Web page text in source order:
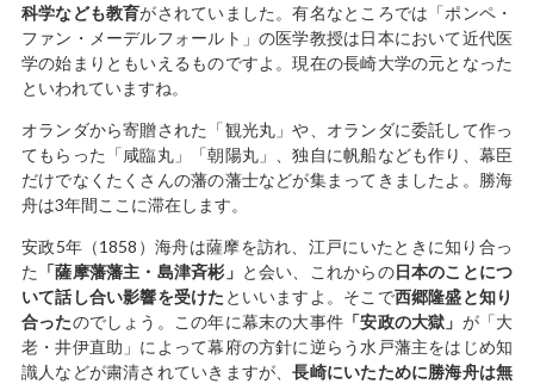
科学なども教育がされていました。有名なところでは「ポンペ・
ファン・メーデルフォールト」の医学教授は日本において近代医
学の始まりともいえるものですよ。現在の長崎大学の元となった
といわれていますね。
オランダから寄贈された「観光丸」や、オランダに委託して作っ
てもらった「咸臨丸」「朝陽丸」、独自に帆船なども作り、幕臣
だけでなくたくさんの藩の藩士などが集まってきましたよ。勝海
舟は3年間ここに滞在します。
安政5年（1858）海舟は薩摩を訪れ、江戸にいたときに知り合っ
た 「薩摩藩藩主・島津斉彬」 と会い、これからの日本のことにつ
いて話し合い影響を受けた といいますよ。そこで西郷隆盛と知り
合ったのでしょう。この年に幕末の大事件 「安政の大獄」 が「大
老・井伊直助」によって幕府の方針に逆らう水戸藩主をはじめ知
識人などが粛清されていきますが、長崎にいたために勝海舟は無